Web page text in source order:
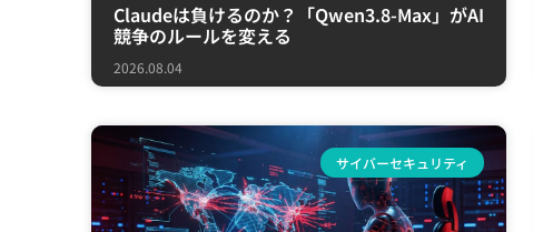
Claudeは負けるのか？「Qwen3.8-Max」がAI
競争のルールを変える
2026.08.04
サイバーセキュリティ